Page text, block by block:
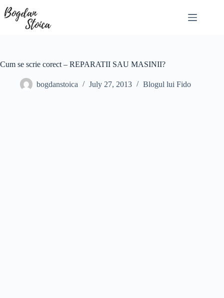
to
content
Cum se scrie corect – REPARATII SAU MASINII?
bogdanstoica July 27, 2013 Blogul lui Fido